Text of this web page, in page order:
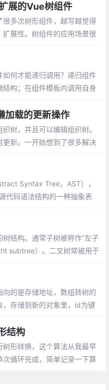
展的Vue树组件
多次树形组件，越写越觉得
展性。树组件的应用场景很
何才能递归调用？递归组件
构；在组件模板内调用自身
加载的更新操作
树，并且可以编辑组织树。
新。一开始想到了很多解决
Syntax Tree，AST），
代码语法结构的一种抽象表
结构。通常子树被称作“左子
subtree）。二叉树常被用于
的是存储地址，数组转树的
，存储到新的对象里，id为键
结构
形转换，这个算法从我最早
循环完成，简单记录一下算